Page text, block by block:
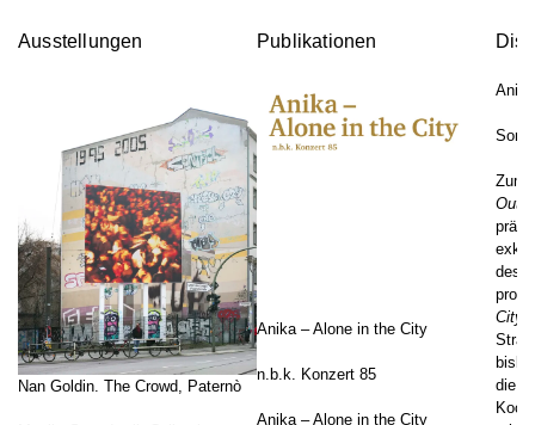
Ausstellungen
Nan Goldin. The Crowd, Paternò
Publikationen
Anika – Alone in the City
n.b.k. Konzert 85
Anika – Alone in the City
Anika
Zum
Out
des
City
die